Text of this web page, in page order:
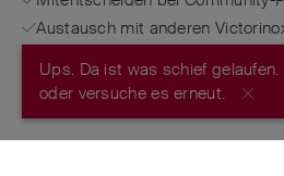
Ups. Da ist was schief
oder versuche es erneut.
Austausch mit anderen
JETZT